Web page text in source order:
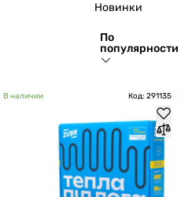
Новинки
По
популярности
В наличии Код: 291135